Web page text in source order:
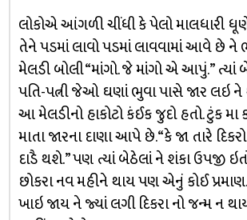
લોકોએ આંગળી ચીંધી કે પેલો માલધારી
તેને પડમાં લાવો પડમાં લાવવામાં આવે છે ને
મેલડી બોલી “માંગો. જે માંગો એ આપું.”
પતિ-પત્ની જેઓ ઘણાં ભુવા પાસે જાર લઇ
આ મેલડીનો હાકોટો કંઈક જુદો હતો. ટુંક મા
માતા જારના દાણા આપે છે. “કે જા તારે
દાડૈ થશે.” પણ ત્યાં બેઠેલાં ને શંકા ઉપજી
છોકરા નવ મહીને થાય પણ એનું કોઈ
ખાઇ જાય ને જ્યાં લગી દિકરા નો જન્મ ન